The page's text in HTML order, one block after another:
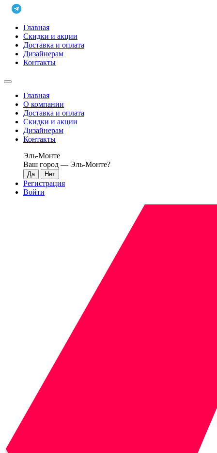
Главная
Скидки и акции
Доставка и оплата
Дизайнерам
Контакты
Главная
О компании
Доставка и оплата
Скидки и акции
Дизайнерам
Контакты
Эль-Монте
Ваш город — Эль-Монте?
Регистрация
Войти